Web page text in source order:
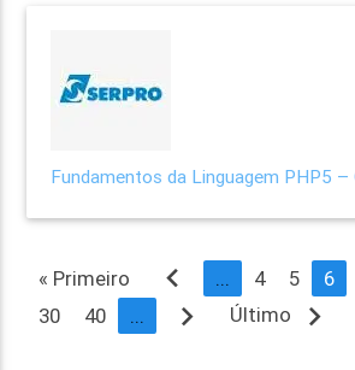
Fundamentos da Linguagem PHP5 –
« Primeiro navigate_before ... 4 5 6
30
40 ... navigate_next Último navigate_next